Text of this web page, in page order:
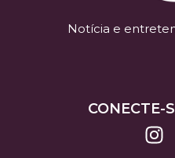
Notícia e
CONECTE-